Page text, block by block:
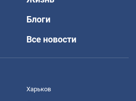
Блоги
Все новости
Харьков